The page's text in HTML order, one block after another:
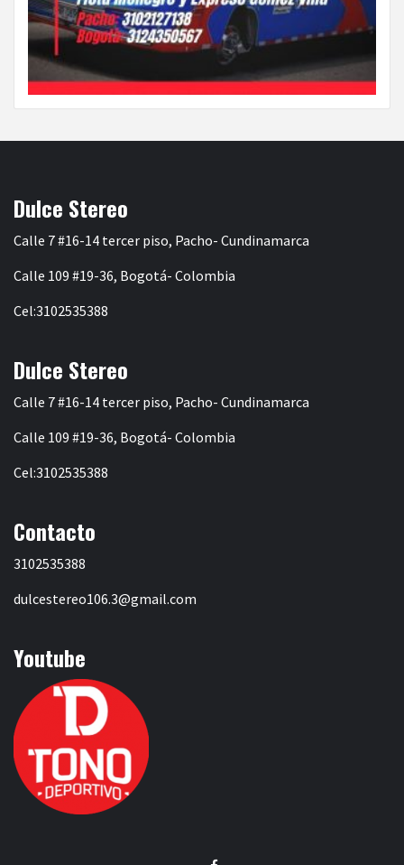
Dulce Stereo
Calle 7 #16-14 tercer piso, Pacho- Cundinamarca
Calle 109 #19-36, Bogotá- Colombia
Cel:3102535388
Dulce Stereo
Calle 7 #16-14 tercer piso, Pacho- Cundinamarca
Calle 109 #19-36, Bogotá- Colombia
Cel:3102535388
Contacto
3102535388
dulcestereo106.3@gmail.com
Youtube